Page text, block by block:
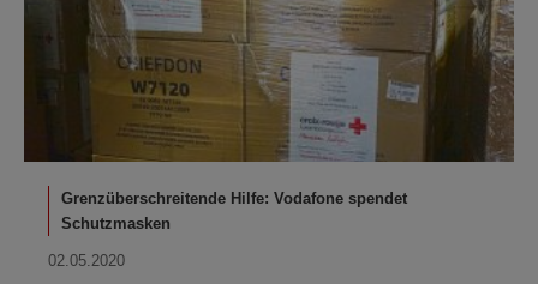
Grenzüberschreitende Hilfe: Vodafone spendet
Schutzmasken
02.05.2020